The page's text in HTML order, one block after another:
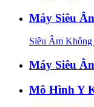
Máy Siêu
Siêu Âm
Máy Siêu
Mô Hình Y